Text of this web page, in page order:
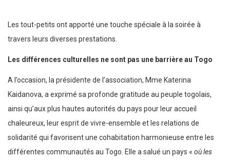
Les tout-petits ont apporté une touche spéciale à la soirée à
travers leurs diverses prestations.
Les différences culturelles ne sont pas une barrière au Togo
A l’occasion, la présidente de l’association, Mme Katerina
Kaidanova, a exprimé sa profonde gratitude au peuple togolais,
ainsi qu’aux plus hautes autorités du pays pour leur accueil
chaleureux, leur esprit de vivre-ensemble et les relations de
solidarité qui favorisent une cohabitation harmonieuse entre les
différentes communautés au Togo. Elle a salué un pays « où les